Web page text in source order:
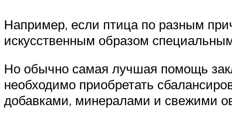
Например, если птица по разным
искусственным образом
Но обычно самая лучшая помощь
необходимо приобретать
добавками, минералами и свежими